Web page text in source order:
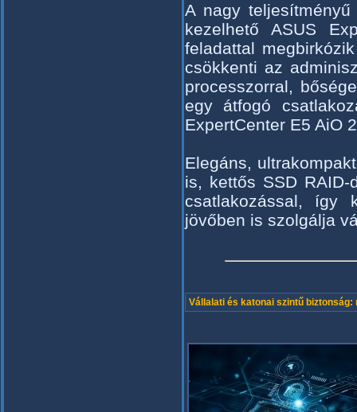
A nagy
kezelhető ASUS
feladattal
csökkenti az
processzorral,
egy átfogó
ExpertCenter E5 AiO
Elegáns,
is, kettős SSD
csatlakozással,
jövőben is szolgálja
Vállalati és katonai szintű biztonság: